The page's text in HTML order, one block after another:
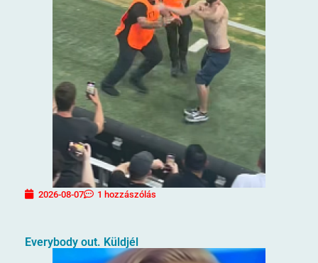
2026-08-07 1 hozzászólás
Everybody out. Küldjél